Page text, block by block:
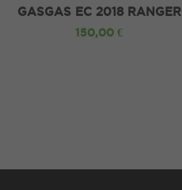
AÑADIR A LA CESTA
GASGAS EC 2018 RANGER
150,00 €